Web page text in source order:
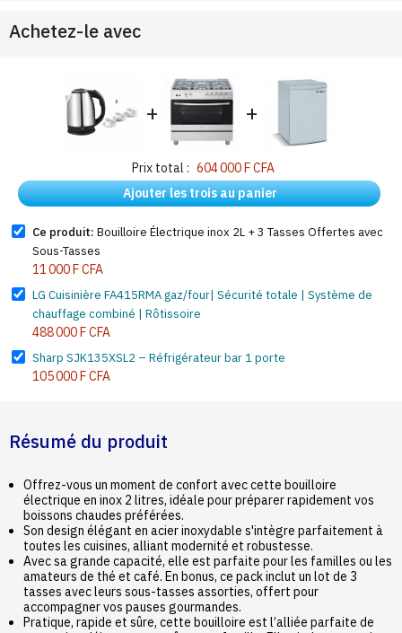
Achetez-le avec
+ +
Prix total : 604 000 F CFA
Ajouter les trois au panier
Ce produit: Bouilloire Électrique inox 2L + 3 Tasses Offertes avec
Sous-Tasses
11 000 F CFA
LG Cuisinière FA415RMA gaz/four| Sécurité totale | Système de
chauffage combiné | Rôtissoire
488 000 F CFA
Sharp SJK135XSL2 – Réfrigérateur bar 1 porte
105 000 F CFA
Résumé du produit
Offrez-vous un moment de confort avec cette bouilloire
électrique en inox 2 litres, idéale pour préparer rapidement vos
boissons chaudes préférées.
Son design élégant en acier inoxydable s'intègre parfaitement à
toutes les cuisines, alliant modernité et robustesse.
Avec sa grande capacité, elle est parfaite pour les familles ou les
amateurs de thé et café. En bonus, ce pack inclut un lot de 3
tasses avec leurs sous-tasses assorties, offert pour
accompagner vos pauses gourmandes.
Pratique, rapide et sûre, cette bouilloire est l’alliée parfaite de